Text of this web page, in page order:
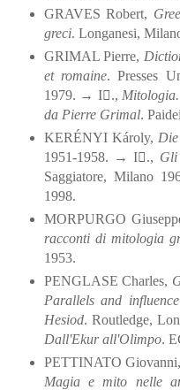
GRAVES Robert,
greci. Longanesi,
GRIMAL Pierre,
et romaine. Presses
1979. → I.,
da Pierre Grimal.
KERÉNYI Károly,
1951-1958. → I.,
Saggiatore, Milano
1998.
MORPURGO
racconti di mitologia
1953.
PENGLASE Charles,
Parallels and
Hesiod. Routledge,
Dall'Ekur all'Olimpo.
PETTINATO Giovanni,
Magia e mito nelle